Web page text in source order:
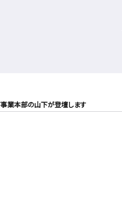
事業本部の山下が登壇します